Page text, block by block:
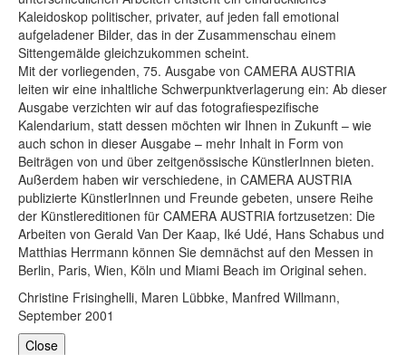
Kaleidoskop politischer, privater, auf jeden fall emotional
aufgeladener Bilder, das in der Zusammenschau einem
Sittengemälde gleichzukommen scheint.
Mit der vorliegenden, 75. Ausgabe von CAMERA AUSTRIA
leiten wir eine inhaltliche Schwerpunktverlagerung ein: Ab dieser
Ausgabe verzichten wir auf das fotografiespezifische
Kalendarium, statt dessen möchten wir Ihnen in Zukunft – wie
auch schon in dieser Ausgabe – mehr Inhalt in Form von
Beiträgen von und über zeitgenössische KünstlerInnen bieten.
Außerdem haben wir verschiedene, in CAMERA AUSTRIA
publizierte KünstlerInnen und Freunde gebeten, unsere Reihe
der Künstlereditionen für CAMERA AUSTRIA fortzusetzen: Die
Arbeiten von Gerald Van Der Kaap, Iké Udé, Hans Schabus und
Matthias Herrmann können Sie demnächst auf den Messen in
Berlin, Paris, Wien, Köln und Miami Beach im Original sehen.
Christine Frisinghelli, Maren Lübbke, Manfred Willmann,
September 2001
Close